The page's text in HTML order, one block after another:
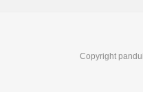
Copyright